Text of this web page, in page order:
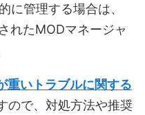
に管理する場合は、
れたMODマネージャ
重いトラブルに関する
ので、対処方法や推奨